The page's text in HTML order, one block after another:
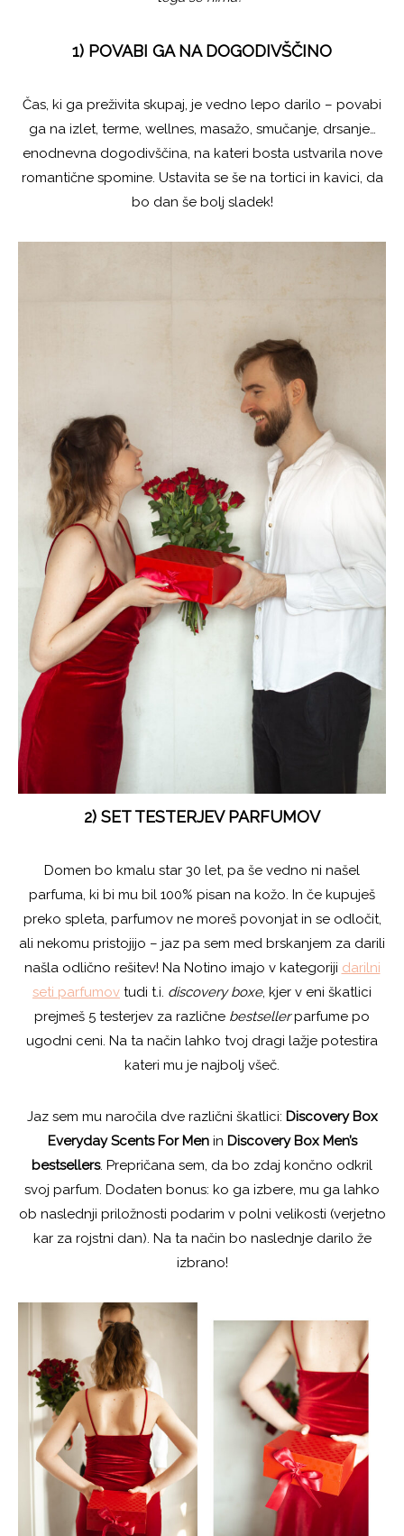
1) POVABI GA NA DOGODIVŠČINO
Čas, ki ga preživita skupaj, je vedno lepo darilo – povabi
ga na izlet, terme, wellnes, masažo, smučanje, drsanje…
enodnevna dogodivščina, na kateri bosta ustvarila nove
romantične spomine. Ustavita se še na tortici in kavici, da
bo dan še bolj sladek!
2) SET TESTERJEV PARFUMOV
Domen bo kmalu star 30 let, pa še vedno ni našel
parfuma, ki bi mu bil 100% pisan na kožo. In če kupuješ
preko spleta, parfumov ne moreš povonjat in se odločit,
ali nekomu pristojijo – jaz pa sem med brskanjem za darili
našla odlično rešitev! Na Notino imajo v kategoriji darilni
seti parfumov tudi t.i. discovery boxe, kjer v eni škatlici
prejmeš 5 testerjev za različne bestsellerparfume po
ugodni ceni. Na ta način lahko tvoj dragi lažje potestira
kateri mu je najbolj všeč.
Jaz sem mu naročila dve različni škatlici: Discovery Box
Everyday Scents For Men in Discovery Box Men’s
bestsellers. Prepričana sem, da bo zdaj končno odkril
svoj parfum. Dodaten bonus: ko ga izbere, mu ga lahko
ob naslednji priložnosti podarim v polni velikosti (verjetno
kar za rojstni dan). Na ta način bo naslednje darilo že
izbrano!